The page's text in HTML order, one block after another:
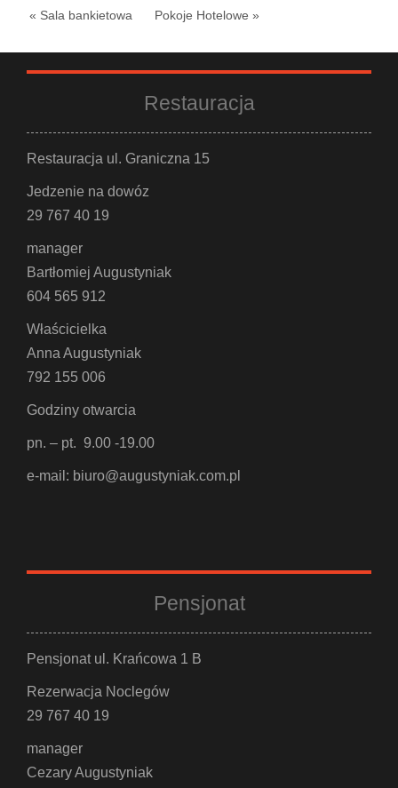
« Sala bankietowa Pokoje Hotelowe »
Restauracja
Restauracja ul. Graniczna 15
Jedzenie na dowóz
29 767 40 19
manager
Bartłomiej Augustyniak
604 565 912
Właścicielka
Anna Augustyniak
792 155 006
Godziny otwarcia
pn. – pt. 9.00 -19.00
e-mail: biuro@augustyniak.com.pl
Pensjonat
Pensjonat ul. Krańcowa 1 B
Rezerwacja Noclegów
29 767 40 19
manager
Cezary Augustyniak